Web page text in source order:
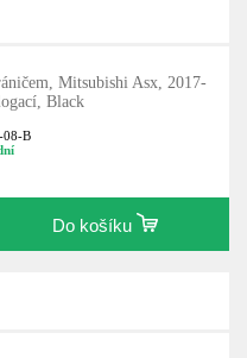
Mitsubishi Asx, 2017-
Black
08-B
Do košíku